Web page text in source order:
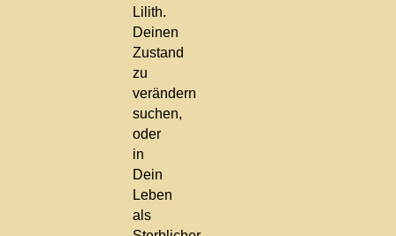
Lilith.
Deinen
Zustand
zu
verändern
suchen,
oder
in
Dein
Leben
als